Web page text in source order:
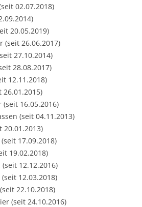
02.07.2018)
20.05.2019)
(seit 26.06.2017)
27.10.2014)
28.08.2017)
12.11.2018)
26.01.2015)
(seit 16.05.2016)
(seit 04.11.2013)
20.01.2013)
17.09.2018)
19.02.2018)
12.12.2016)
12.03.2018)
22.10.2018)
(seit 24.10.2016)